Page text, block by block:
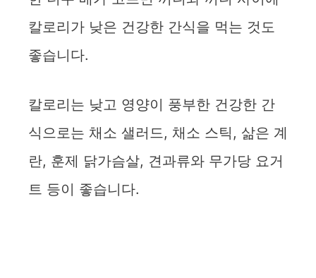
칼로리가 낮은 건강한 간식을 먹는 것도
좋습니다.
칼로리는 낮고 영양이 풍부한 건강한 간
식으로는 채소 샐러드, 채소 스틱, 삶은 계
란, 훈제 닭가슴살, 견과류와 무가당 요거
트 등이 좋습니다.